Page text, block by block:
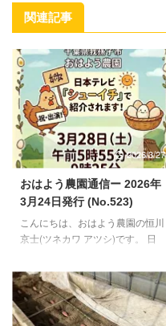
関連記事
2026/3/27
おはよう農園通信ー 2026年
3月24日発行 (No.523)
こんにちは、おはよう農園の恒川
京士(ツネカワ アツシ)です。 日
入りも遅くなりつつある今日この
頃。朝起きるのが楽になり、夕方
も冷たい風を受けることが少なく
なりました。 28日（土）日本テ